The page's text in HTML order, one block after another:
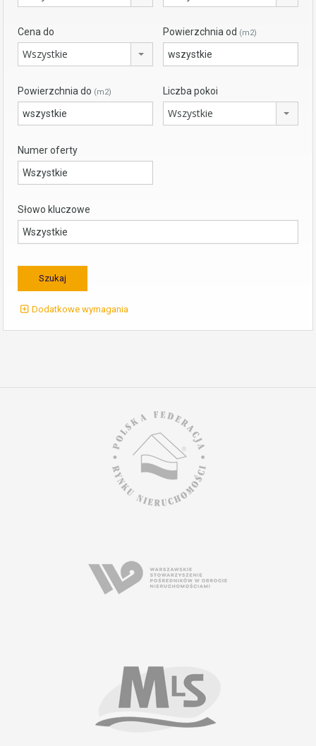
Cena do
Wszystkie
Powierzchnia od (m2)
Powierzchnia do (m2) Liczba pokoi
Wszystkie
Numer oferty
Słowo kluczowe
Dodatkowe wymagania